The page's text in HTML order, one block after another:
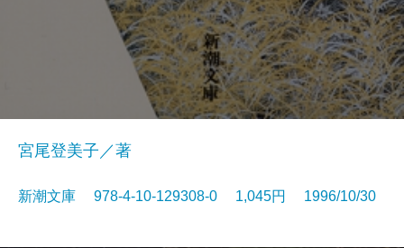
宮尾登美子／著
新潮文庫 978-4-10-129308-0 1,045円 1996/10/30